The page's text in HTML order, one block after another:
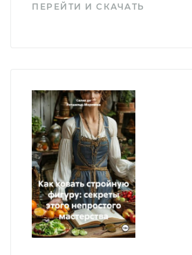
ПЕРЕЙТИ И СКАЧАТЬ